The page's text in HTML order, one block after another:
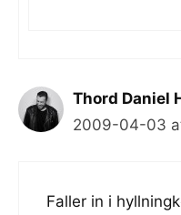
Thord Daniel
2009-04-03
Faller in i